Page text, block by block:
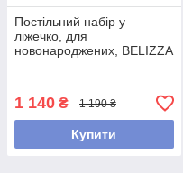
Постільний набір у
ліжечко, для
новонароджених, BELIZZA
1 140 ₴ 1 190 ₴
Купити